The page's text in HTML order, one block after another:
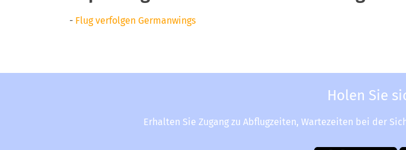
- Flug verfolgen Germanwings
Holen Sie
Erhalten Sie Zugang zu Abflugzeiten, Wartezeiten bei der